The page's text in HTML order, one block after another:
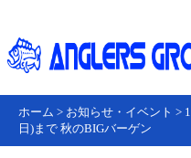
ホーム > お知らせ・イベント >
日)まで 秋のBIGバーゲン